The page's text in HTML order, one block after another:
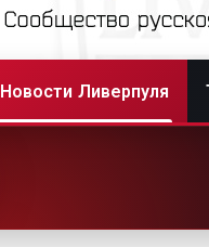
Новости Ливерпуля